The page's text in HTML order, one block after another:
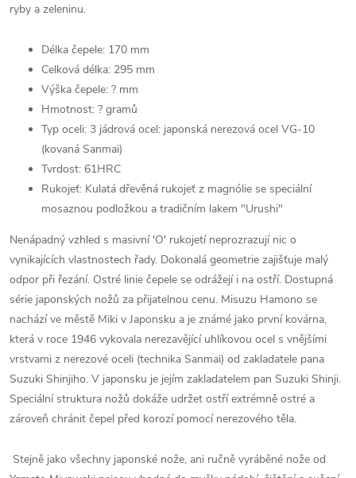
ryby a zeleninu.
Délka čepele: 170 mm
Celková délka: 295 mm
Výška čepele: ? mm
Hmotnost: ? gramů
Typ oceli: 3 jádrová ocel: japonská nerezová ocel VG-10
(kovaná Sanmai)
Tvrdost: 61HRC
Rukojeť: Kulatá dřevěná rukojeť z magnólie se speciální
mosaznou podložkou a tradičním lakem "Urushi"
Nenápadný vzhled s masivní 'O' rukojetí neprozrazují nic o
vynikajících vlastnostech řady. Dokonalá geometrie zajišťuje malý
odpor při řezání. Ostré linie čepele se odrážejí i na ostří. Dostupná
série japonských nožů za přijatelnou cenu. Misuzu Hamono se
nachází ve městě Miki v Japonsku a je známé jako první kovárna,
která v roce 1946 vykovala nerezavějící uhlíkovou ocel s vnějšími
vrstvami z nerezové oceli (technika Sanmai) od zakladatele pana
Suzuki Shinjiho. V japonsku je jejím zakladatelem pan Suzuki Shinji.
Speciální struktura nožů dokáže udržet ostří extrémně ostré a
zároveň chránit čepel před korozí pomocí nerezového těla.
Stejně jako všechny japonské nože, ani ručně vyráběné nože od